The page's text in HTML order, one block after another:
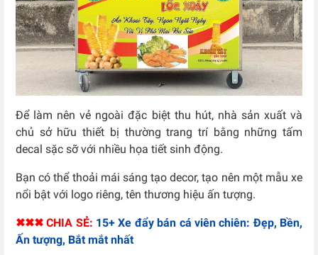
Để làm nên vẻ ngoài đặc biệt thu hút, nhà sản xuất và
chủ sở hữu thiết bị thường trang trí bằng những tấm
decal sặc sỡ với nhiều họa tiết sinh động.
Bạn có thể thoải mái sáng tạo decor, tạo nên một mẫu xe
nổi bật với logo riêng, tên thương hiệu ấn tượng.
✖✖✖ CHIA SẺ: 15+ Xe đẩy bán cá viên chiên: Đẹp, Bền,
Ấn tượng, Bắt mắt nhất